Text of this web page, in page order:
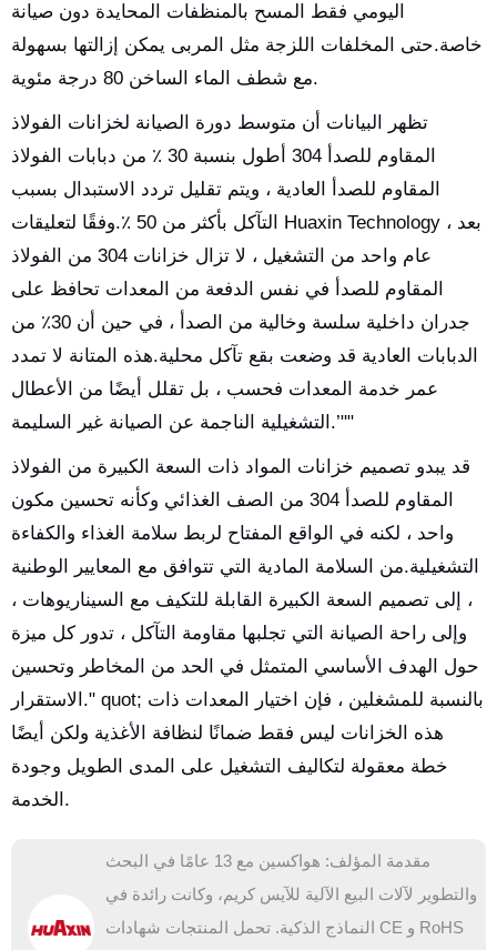
اليومي فقط المسح بالمنظفات المحايدة دون صيانة
خاصة.حتى المخلفات اللزجة مثل المربى يمكن إزالتها بسهولة
مع شطف الماء الساخن 80 درجة مئوية.
تظهر البيانات أن متوسط دورة الصيانة لخزانات الفولاذ
المقاوم للصدأ 304 أطول بنسبة 30 ٪ من دبابات الفولاذ
المقاوم للصدأ العادية ، ويتم تقليل تردد الاستبدال بسبب
التآكل بأكثر من 50 ٪.وفقًا لتعليقات Huaxin Technology ، بعد
عام واحد من التشغيل ، لا تزال خزانات 304 من الفولاذ
المقاوم للصدأ في نفس الدفعة من المعدات تحافظ على
جدران داخلية سلسة وخالية من الصدأ ، في حين أن 30٪ من
الدبابات العادية قد وضعت بقع تآكل محلية.هذه المتانة لا تمدد
عمر خدمة المعدات فحسب ، بل تقلل أيضًا من الأعطال
التشغيلية الناجمة عن الصيانة غير السليمة.’""
قد يبدو تصميم خزانات المواد ذات السعة الكبيرة من الفولاذ
المقاوم للصدأ 304 من الصف الغذائي وكأنه تحسين مكون
واحد ، لكنه في الواقع المفتاح لربط سلامة الغذاء والكفاءة
التشغيلية.من السلامة المادية التي تتوافق مع المعايير الوطنية
، إلى تصميم السعة الكبيرة القابلة للتكيف مع السيناريوهات ،
وإلى راحة الصيانة التي تجلبها مقاومة التآكل ، تدور كل ميزة
حول الهدف الأساسي المتمثل في الحد من المخاطر وتحسين
الاستقرار." quot; بالنسبة للمشغلين ، فإن اختيار المعدات ذات
هذه الخزانات ليس فقط ضمانًا لنظافة الأغذية ولكن أيضًا
خطة معقولة لتكاليف التشغيل على المدى الطويل وجودة
الخدمة.
مقدمة المؤلف: هواكسين مع 13 عامًا في البحث
والتطوير لآلات البيع الآلية للآيس كريم، وكانت رائدة في
النماذج الذكية. تحمل المنتجات شهادات CE و RoHS